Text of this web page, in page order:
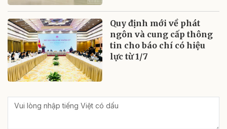
Quy định mới về phát
ngôn và cung cấp thông
tin cho báo chí có hiệu
lực từ 1/7